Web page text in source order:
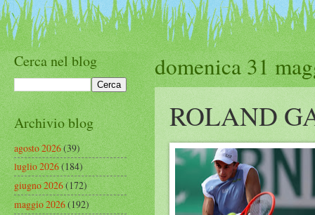
domenica 31
ROLAND
Cerca nel blog
Archivio blog
agosto 2026(39)
luglio 2026(184)
giugno 2026(172)
maggio 2026(192)